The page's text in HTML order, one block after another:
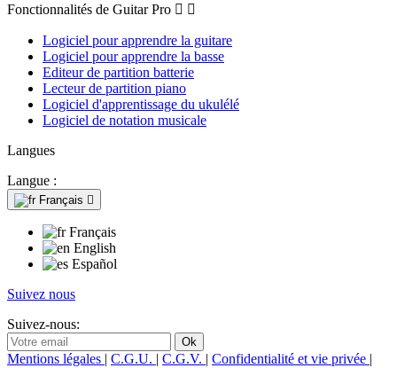
Fonctionnalités de Guitar Pro  
Logiciel pour apprendre la guitare
Logiciel pour apprendre la basse
Editeur de partition batterie
Lecteur de partition piano
Logiciel d'apprentissage du ukulélé
Logiciel de notation musicale
Langues
Langue :
Français 
Français
English
Español
Suivez nous
Suivez-nous:
Mentions légales | C.G.U. | C.G.V. | Confidentialité et vie privée |